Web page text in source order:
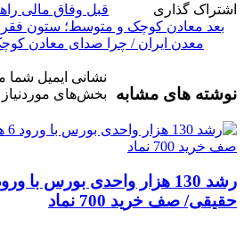
اشتراک گذاری قبل وفاق مالی
بعد معادن کوچک و متوسط؛ ستون
معدن ایران / چرا صدای معادن
نوشته های مشابه
حقیقی/ صف خرید 700 نماد
نشانی ایمیل شما
بخش‌های